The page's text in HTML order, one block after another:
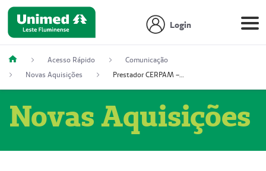
Login
Acesso Rápido
Comunicação
Novas Aquisições
Prestador CERPAM – Centro de Reabilitação S/S Ltda-ME (52004274-8)
Novas Aquisições